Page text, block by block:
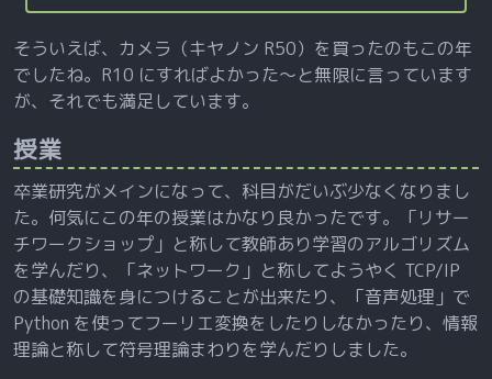
そういえば、カメラ（キヤノン R50）を買ったのもこの年
でしたね。R10 にすればよかった～と無限に言っています
が、それでも満足しています。
授業
卒業研究がメインになって、科目がだいぶ少なくなりまし
た。何気にこの年の授業はかなり良かったです。「リサー
チワークショップ」と称して教師あり学習のアルゴリズム
を学んだり、「ネットワーク」と称してようやく TCP/IP
の基礎知識を身につけることが出来たり、「音声処理」で
Python を使ってフーリエ変換をしたりしなかったり、情報
理論と称して符号理論まわりを学んだりしました。